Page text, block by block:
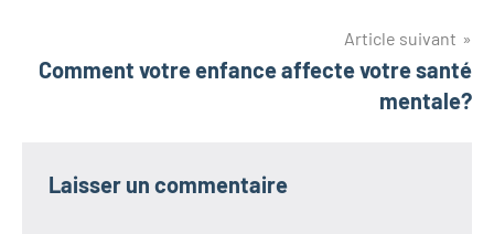
Article suivant
Comment votre enfance affecte votre santé
mentale?
Laisser un commentaire